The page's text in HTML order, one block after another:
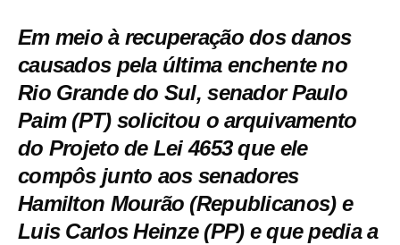
Em meio à recuperação dos danos
causados pela última enchente no
Rio Grande do Sul, senador Paulo
Paim (PT) solicitou o arquivamento
do Projeto de Lei 4653 que ele
compôs junto aos senadores
Hamilton Mourão (Republicanos) e
Luis Carlos Heinze (PP) e que pedia a